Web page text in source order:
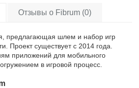
Отзывы о Fibrum (0)
предлагающая шлем и набор игр
Проект существует с 2014 года.
приложений для мобильного
в игровой процесс.